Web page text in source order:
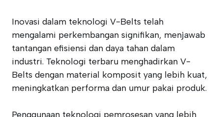
Inovasi dalam teknologi V-Belts telah
mengalami perkembangan signifikan, menjawab
tantangan efisiensi dan daya tahan dalam
industri. Teknologi terbaru menghadirkan V-
Belts dengan material komposit yang lebih kuat,
meningkatkan performa dan umur pakai produk.
Penggunaan teknologi pemrosesan yang lebih